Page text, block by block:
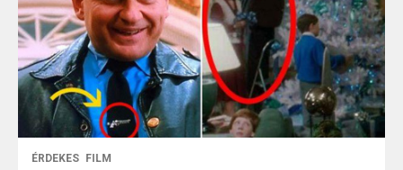
ÉRDEKES FILM